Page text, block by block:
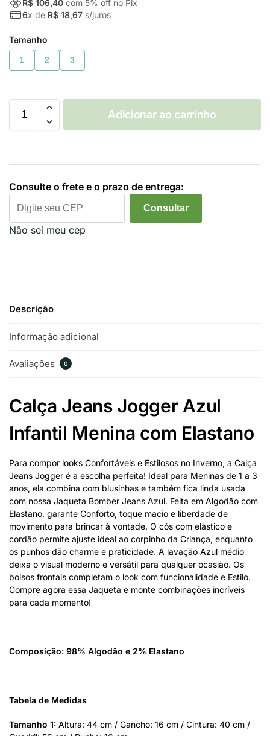
R$ 106,40 com 5% off no Pix
6x de R$ 18,67 s/juros
Tamanho
1 2 3
Adicionar ao carrinho
Consulte o frete e o prazo de entrega:
Consultar
Não sei meu cep
Descrição
Informação adicional
Avaliações 0
Calça Jeans Jogger Azul
Infantil Menina com Elastano
Para compor looks Confortáveis e Estilosos no Inverno, a Calça
Jeans Jogger é a escolha perfeita! Ideal para Meninas de 1 a 3
anos, ela combina com blusinhas e também fica linda usada
com nossa Jaqueta Bomber Jeans Azul. Feita em Algodão com
Elastano, garante Conforto, toque macio e liberdade de
movimento para brincar à vontade. O cós com elástico e
cordão permite ajuste ideal ao corpinho da Criança, enquanto
os punhos dão charme e praticidade. A lavação Azul médio
deixa o visual moderno e versátil para qualquer ocasião. Os
bolsos frontais completam o look com funcionalidade e Estilo.
Compre agora essa Jaqueta e monte combinações incríveis
para cada momento!
Composição: 98% Algodão e 2% Elastano
Tabela de Medidas
Tamanho 1: Altura: 44 cm / Gancho: 16 cm / Cintura: 40 cm /